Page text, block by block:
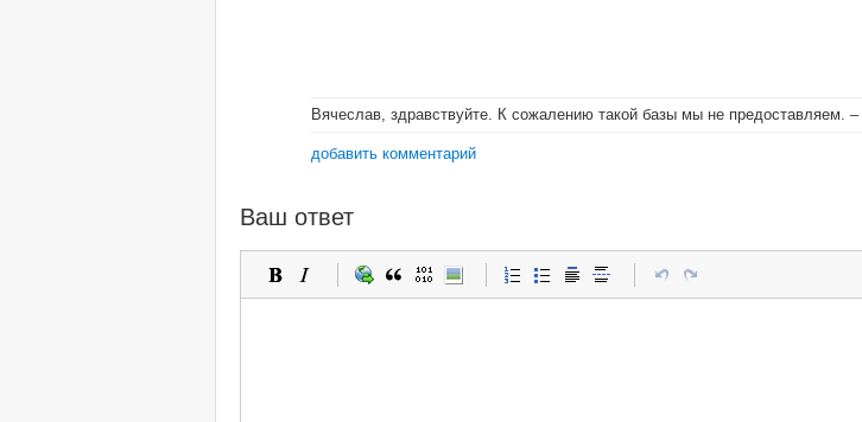
Вячеслав, здравствуйте. К сожалению такой базы мы не предоставляем. –
добавить комментарий
Ваш ответ